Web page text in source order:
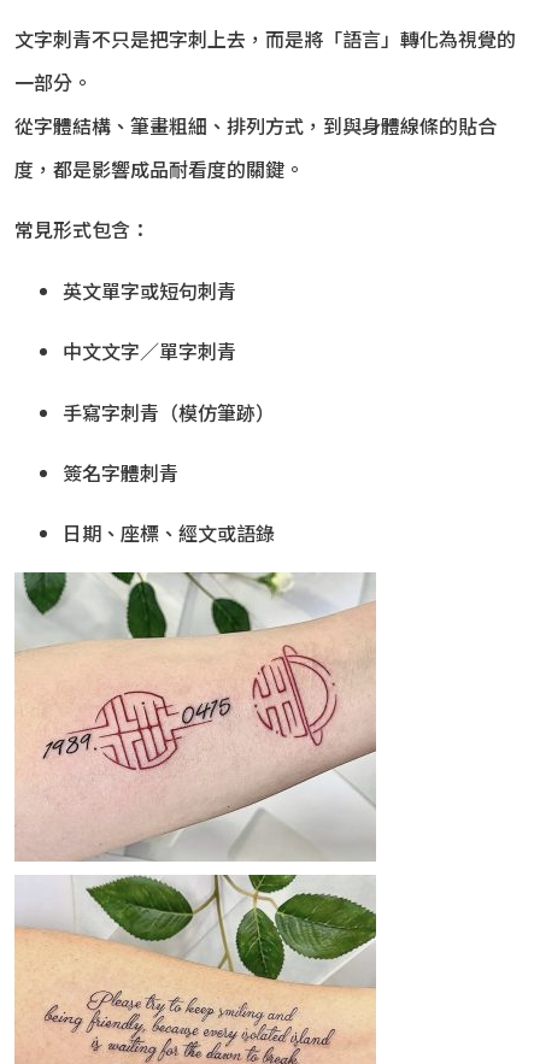
文字刺青不只是把字刺上去，而是將「語言」轉化為視覺的
一部分。
從字體結構、筆畫粗細、排列方式，到與身體線條的貼合
度，都是影響成品耐看度的關鍵。
常見形式包含：
英文單字或短句刺青
中文文字／單字刺青
手寫字刺青（模仿筆跡）
簽名字體刺青
日期、座標、經文或語錄